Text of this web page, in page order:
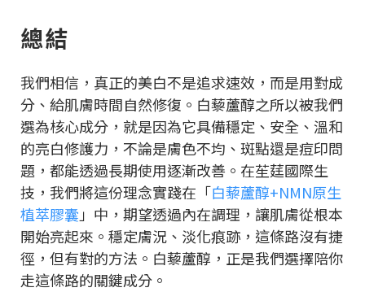
總結
我們相信，真正的美白不是追求速效，而是用對成
分、給肌膚時間自然修復。白藜蘆醇之所以被我們
選為核心成分，就是因為它具備穩定、安全、溫和
的亮白修護力，不論是膚色不均、斑點還是痘印問
題，都能透過長期使用逐漸改善。在苼莛國際生
技，我們將這份理念實踐在「白藜蘆醇+NMN原生
植萃膠囊 」中，期望透過內在調理，讓肌膚從根本
開始亮起來。穩定膚況、淡化痕跡，這條路沒有捷
徑，但有對的方法。白藜蘆醇，正是我們選擇陪你
走這條路的關鍵成分。